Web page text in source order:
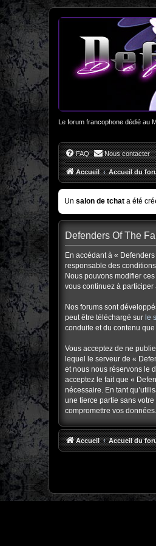
Le forum francophone dédié au
FAQ Nous contacter
Accueil Accueil du
Un salon de tchat a été
Defenders Of The
En accédant à «
responsable des
Nous pouvons modifier
vous continuez à participer
Nos forums sont
peut être téléchargé sur le
conduite et du contenu
Vous acceptez de ne
lequel le serveur de «
et nous nous réservons le
acceptez le fait que «
nécessaire. En tant
une tierce partie sans
compromettre vos données.
Accueil Accueil du